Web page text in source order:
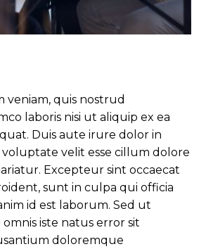
veniam, quis nostrud
laboris nisi ut aliquip ex ea
Duis aute irure dolor in
velit esse cillum dolore
Excepteur sint occaecat
sunt in culpa qui officia
id est laborum. Sed ut
iste natus error sit
doloremque